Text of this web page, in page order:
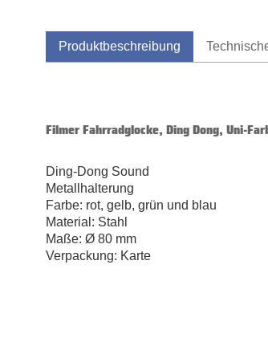
Produktbeschreibung
Filmer Fahrradglocke, Ding Dong, Uni-
Ding-Dong Sound
Metallhalterung
Farbe: rot, gelb, grün und blau
Material: Stahl
Maße: Ø 80 mm
Verpackung: Karte